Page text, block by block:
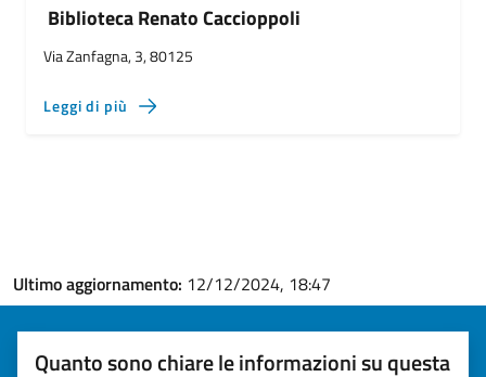
Biblioteca Renato Caccioppoli
Via Zanfagna, 3, 80125
Leggi di più
Ultimo aggiornamento: 12/12/2024, 18:47
Quanto sono chiare le informazioni su questa